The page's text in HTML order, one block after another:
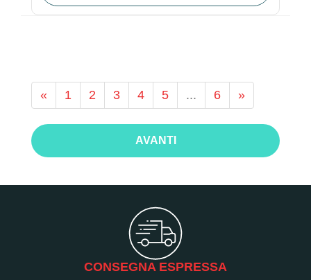
« 1 2 3 4 5 ... 6 »
AVANTI
CONSEGNA ESPRESSA